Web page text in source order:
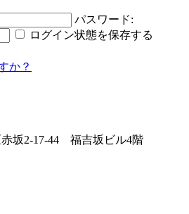
パスワード:
ログイン状態を保存する
か？
坂2-17-44 福吉坂ビル4階